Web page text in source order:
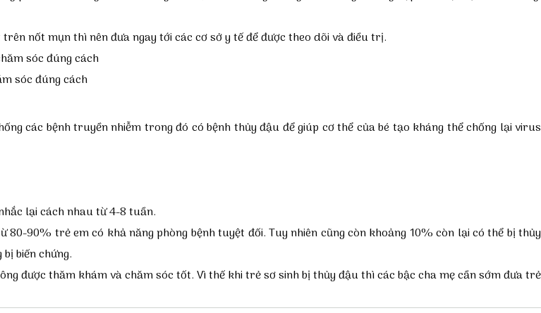
nốt mụn thì nên đưa ngay tới các cơ sở y tế để được theo dõi và điều trị.
sóc đúng cách
các bệnh truyền nhiễm trong đó có bệnh thủy đậu để giúp cơ thể của bé tạo kháng thể chống lại virus
lại cách nhau từ 4-8 tuần.
90% trẻ em có khả năng phòng bệnh tuyệt đối. Tuy nhiên cũng còn khoảng 10% còn lại có thể bị thủy
biến chứng.
được thăm khám và chăm sóc tốt. Vì thế khitrẻ sơ sinh bị thủy đậuthì các bậc cha mẹ cần sớm đưa trẻ